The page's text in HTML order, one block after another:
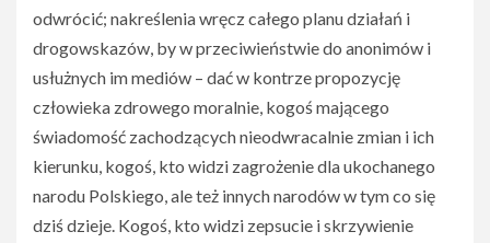
odwrócić; nakreślenia wręcz całego planu działań i
drogowskazów, by w przeciwieństwie do anonimów i
usłużnych im mediów – dać w kontrze propozycję
człowieka zdrowego moralnie, kogoś mającego
świadomość zachodzących nieodwracalnie zmian i ich
kierunku, kogoś, kto widzi zagrożenie dla ukochanego
narodu Polskiego, ale też innych narodów w tym co się
dziś dzieje. Kogoś, kto widzi zepsucie i skrzywienie